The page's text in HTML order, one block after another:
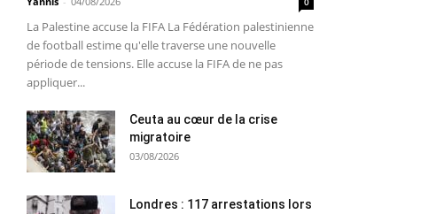
La Palestine accuse la FIFA La Fédération palestinienne
de football estime qu'elle traverse une nouvelle
période de tensions. Elle accuse la FIFA de ne pas
appliquer...
Ceuta au cœur de la crise
migratoire
03/08/2026
Londres : 117 arrestations lors